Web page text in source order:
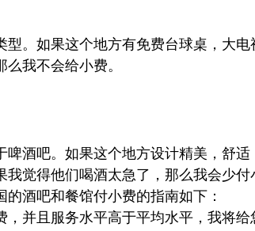
型。如果这个地方有免费台球桌，大
我不会给小费。
啤酒吧。如果这个地方设计精美，舒
我觉得他们喝酒太急了，那么我会少付
的酒吧和餐馆付小费的指南如下：
，并且服务水平高于平均水平，我将